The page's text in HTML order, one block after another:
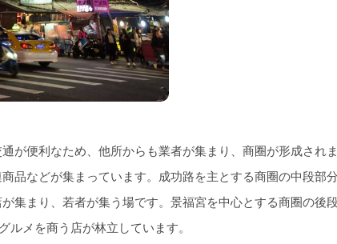
が便利なため、他所からも業者が集まり、商圈が形成されま
品などが集まっています。成功路を主とする商圈の中段部分
集まり、若者が集う場です。景福宮を中心とする商圈の後
メを商う店が林立しています。